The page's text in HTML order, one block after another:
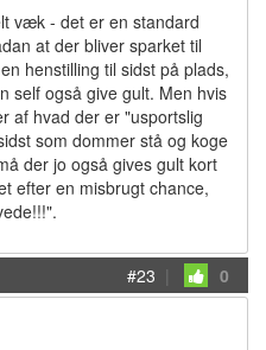
væk - det er en standard
at der bliver sparket til
henstilling til sidst på plads,
self også give gult. Men hvis
af hvad der er "usportslig
som dommer stå og koge
der jo også gives gult kort
efter en misbrugt chance,
#23 | 0